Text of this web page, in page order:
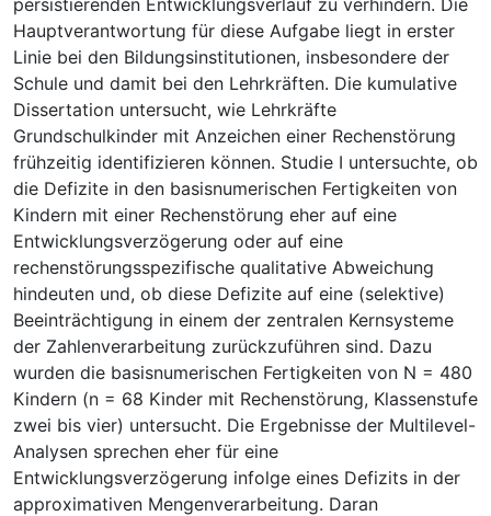
Hauptverantwortung für diese Aufgabe liegt in erster
Linie bei den Bildungsinstitutionen, insbesondere der
Schule und damit bei den Lehrkräften. Die kumulative
Dissertation untersucht, wie Lehrkräfte
Grundschulkinder mit Anzeichen einer Rechenstörung
frühzeitig identifizieren können. Studie I untersuchte, ob
die Defizite in den basisnumerischen Fertigkeiten von
Kindern mit einer Rechenstörung eher auf eine
Entwicklungsverzögerung oder auf eine
rechenstörungsspezifische qualitative Abweichung
hindeuten und, ob diese Defizite auf eine (selektive)
Beeinträchtigung in einem der zentralen Kernsysteme
der Zahlenverarbeitung zurückzuführen sind. Dazu
wurden die basisnumerischen Fertigkeiten von N = 480
Kindern (n = 68 Kinder mit Rechenstörung, Klassenstufe
zwei bis vier) untersucht. Die Ergebnisse der Multilevel-
Analysen sprechen eher für eine
Entwicklungsverzögerung infolge eines Defizits in der
approximativen Mengenverarbeitung. Daran